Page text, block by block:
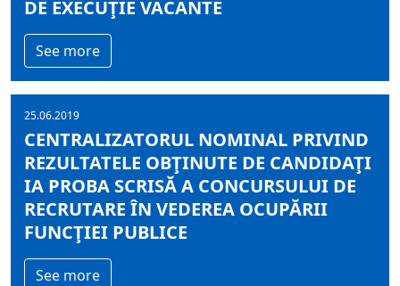
DE EXECUŢIE VACANTE
See more
25.06.2019
CENTRALIZATORUL NOMINAL PRIVIND
REZULTATELE OBŢINUTE DE CANDIDAŢI
IA PROBA SCRISĂ A CONCURSULUI DE
RECRUTARE ÎN VEDEREA OCUPĂRII
FUNCŢIEI PUBLICE
See more